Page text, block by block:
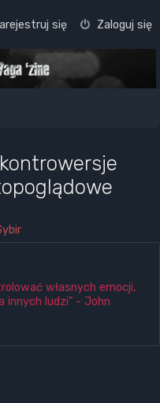
Zaloguj się
się
własnych emocji,
innych ludzi" - John